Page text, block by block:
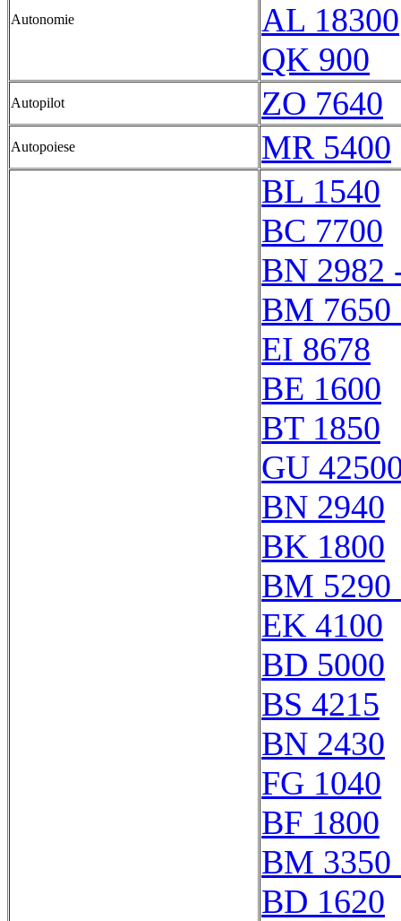
Autonomie
AL 18300
QK 900
Autopilot ZO 7640
Autopoiese MR 5400
BL 1540
BC 7700
BN 2982
BM
EI 8678
BE 1600
BT 1850
GU
BN 2940
BK 1800
BM
EK 4100
BD 5000
BS 4215
BN 2430
FG 1040
BF 1800
BM
BD 1620